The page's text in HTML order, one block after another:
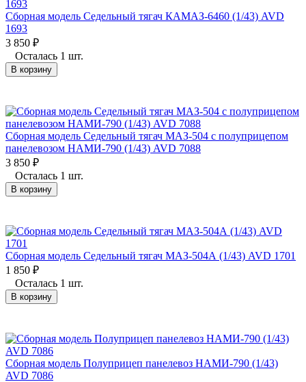
Сборная модель Седельный тягач КАМАЗ-6460 (1/43) AVD
1693
3 850 ₽
Осталась 1 шт.
В корзину
Сборная модель Седельный тягач МАЗ-504 с полуприцепом
панелевозом НАМИ-790 (1/43) AVD 7088
3 850 ₽
Осталась 1 шт.
В корзину
Сборная модель Седельный тягач МАЗ-504А (1/43) AVD 1701
1 850 ₽
Осталась 1 шт.
В корзину
Сборная модель Полуприцеп панелевоз НАМИ-790 (1/43)
AVD 7086